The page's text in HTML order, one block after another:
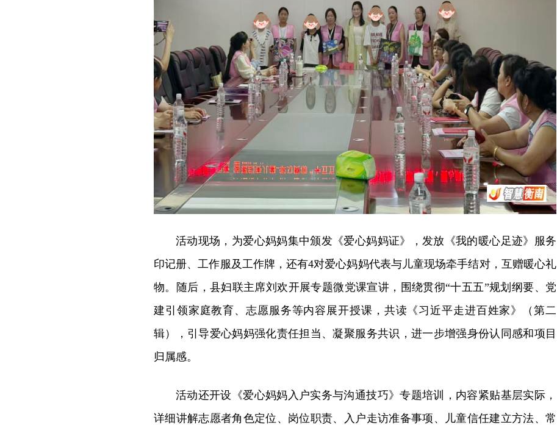
活动现场，为爱心妈妈集中颁发《爱心妈妈证》，发放《我的暖心足迹》服务
印记册、工作服及工作牌，还有4对爱心妈妈代表与儿童现场牵手结对，互赠暖心礼
物。随后，县妇联主席刘欢开展专题微党课宣讲，围绕贯彻“十五五”规划纲要、党
建引领家庭教育、志愿服务等内容展开授课，共读《习近平走进百姓家》（第二
辑），引导爱心妈妈强化责任担当、凝聚服务共识，进一步增强身份认同感和项目
归属感。
活动还开设《爱心妈妈入户实务与沟通技巧》专题培训，内容紧贴基层实际，
详细讲解志愿者角色定位、岗位职责、入户走访准备事项、儿童信任建立方法、常